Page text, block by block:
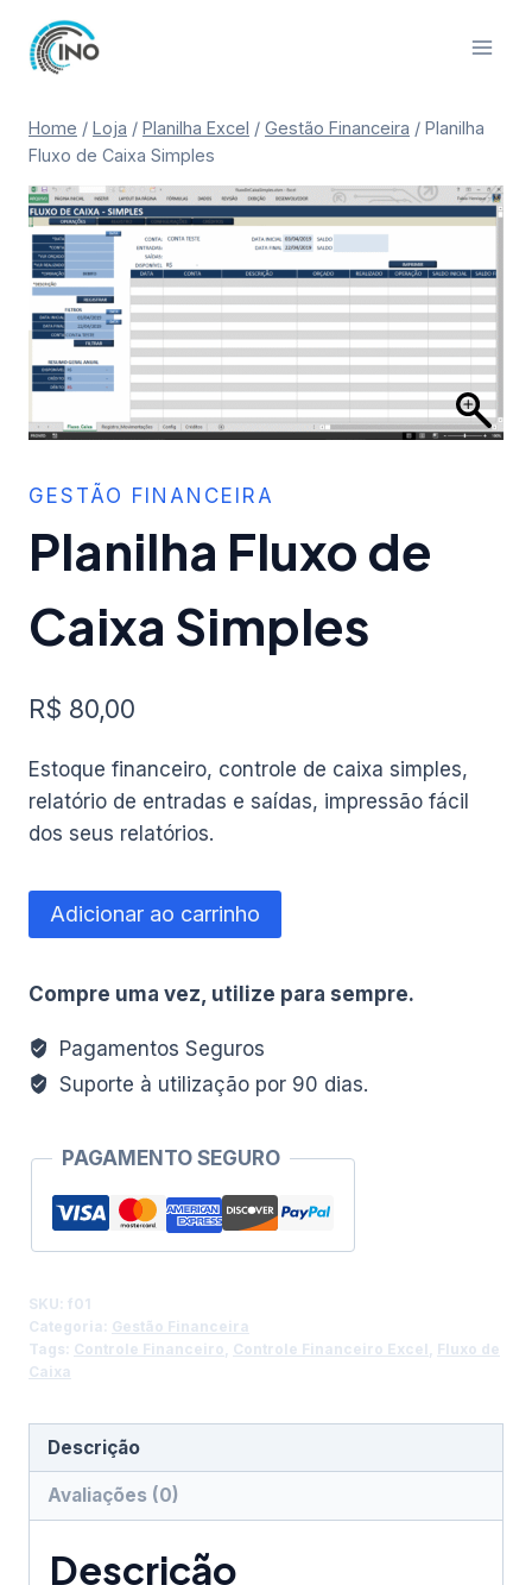
para
Home / Loja / Planilha Excel / Gestão Financeira / Planilha
Fluxo de Caixa Simples
GESTÃO FINANCEIRA
Planilha Fluxo de
Caixa Simples
R$ 80,00
Estoque financeiro, controle de caixa simples,
relatório de entradas e saídas, impressão fácil
dos seus relatórios.
Planilha
Fluxo
Caixa
Simples
quantidade
Adicionar ao carrinho
Compre uma vez, utilize para sempre.
Pagamentos Seguros
Suporte à utilização por 90 dias.
PAGAMENTO SEGURO
SKU: f01
Categoria: Gestão Financeira
Tags: Controle Financeiro Controle Financeiro Excel
Fluxo de
Caixa
Descrição
Avaliações (0)
Descrição